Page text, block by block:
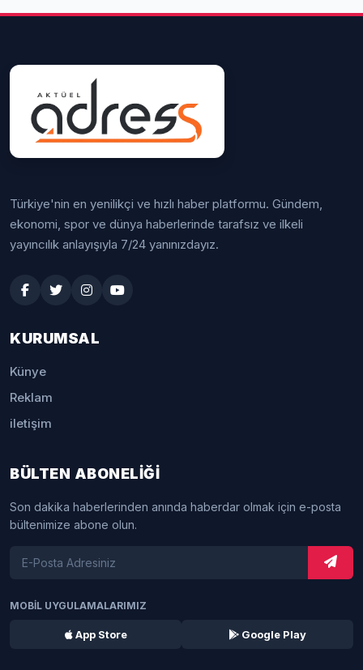
Türkiye'nin en yenilikçi ve hızlı haber platformu. Gündem,
ekonomi, spor ve dünya haberlerinde tarafsız ve ilkeli
yayıncılık anlayışıyla 7/24 yanınızdayız.
KURUMSAL
Künye
Reklam
iletişim
BÜLTEN ABONELİĞİ
Son dakika haberlerinden anında haberdar olmak için e-posta
bültenimize abone olun.
MOBİL UYGULAMALARIMIZ
App Store Google Play